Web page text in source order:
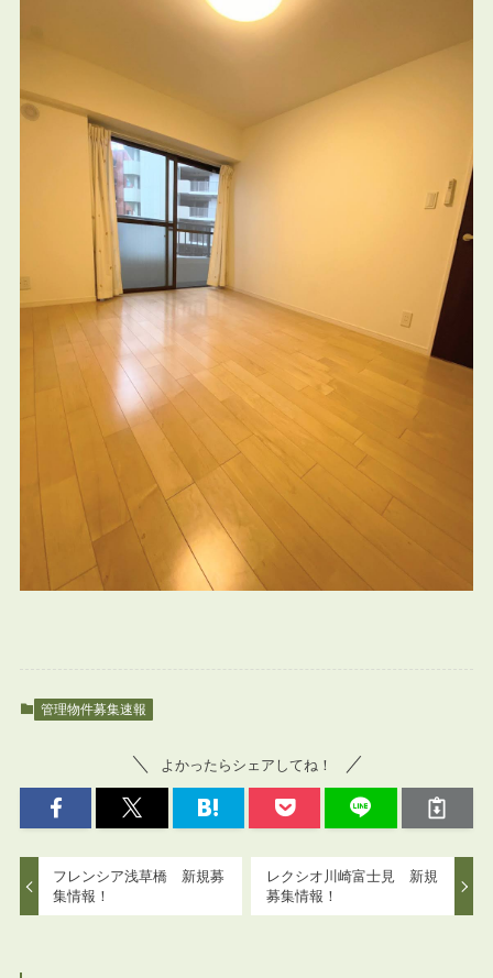
管理物件募集速報
よかったらシェアしてね！
フレンシア浅草橋 新規募
集情報！
レクシオ川崎富士見 新規
募集情報！